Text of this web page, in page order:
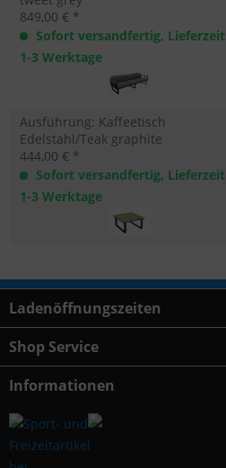
849,00 € *
Sofort versandfertig, Lieferzeit
1-3 Werktage
Ausführung: Kaffeetisch
Edelstahl/Teak graphite
444,00 € *
Sofort versandfertig, Lieferzeit
1-3 Werktage
Ladenöffnungszeiten
Shop Service
Informationen